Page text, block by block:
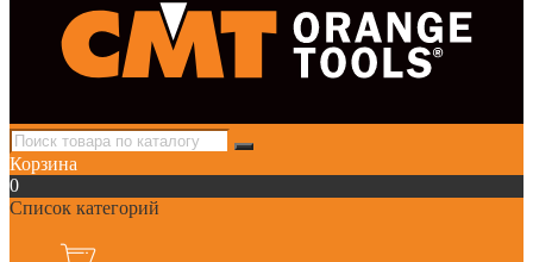
Корзина
0
Список категорий